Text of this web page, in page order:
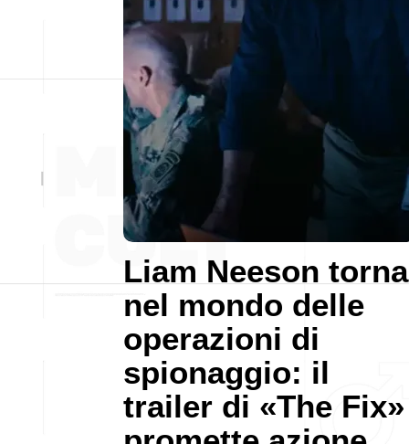
Liam Neeson torna
nel mondo delle
operazioni di
spionaggio: il
trailer di «The Fix»